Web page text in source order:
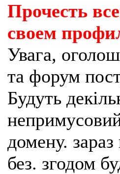
Прочесть
своем
Увага,
та форум
Будуть
домену.
без. згодом